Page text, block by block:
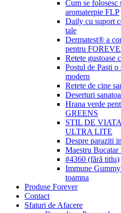
Cum se
aromaterpie FLP
Daily cu suport
tale
Dermatest® a
pentru
Retete gustoase
Postul de Pasti
modern
Retete de cine
Deserturi
Hrana verde
GREENS
STIL DE
ULTRA LITE
Despre paraziti
Maestru
#4360 (fără titlu)
Immune
toamna
Produse Forever
Contact
Sfaturi de Afacere